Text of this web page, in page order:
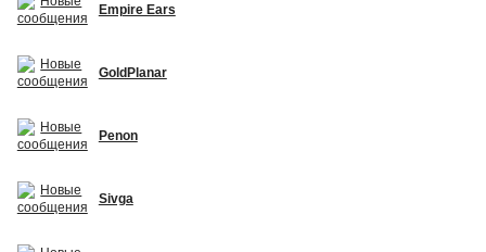
Empire Ears
GoldPlanar
Penon
Sivga